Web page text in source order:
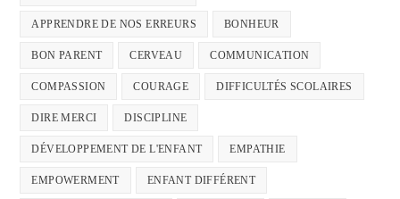
APPRENDRE DE NOS ERREURS BONHEUR
BON PARENT CERVEAU COMMUNICATION
COMPASSION COURAGE DIFFICULTÉS SCOLAIRES
DIRE MERCI DISCIPLINE
DÉVELOPPEMENT DE L'ENFANT EMPATHIE
EMPOWERMENT ENFANT DIFFÉRENT